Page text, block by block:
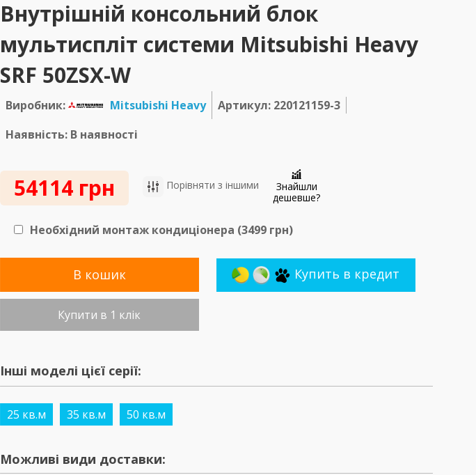
Внутрішній консольний блок
мультиспліт системи Mitsubishi Heavy
SRF 50ZSX-W
Виробник: Mitsubishi Heavy
Артикул: 220121159-3
Наявність: В наявності
54114 грн Порівняти з іншими
Знайшли
дешевше?
Необхідний монтаж кондиціонера (3499грн)
В кошик Купить в кредит
Купити в 1 клік
Інші моделі цієї серії:
25 кв.м 35 кв.м 50 кв.м
Можливі види доставки: